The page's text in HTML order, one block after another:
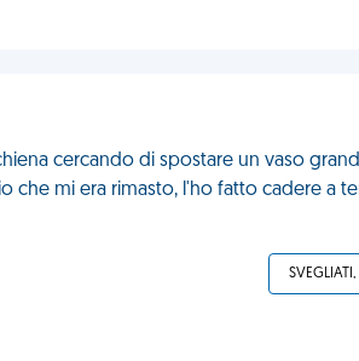
cercando di spostare un vaso
mi era rimasto, l'ho fatto cadere a